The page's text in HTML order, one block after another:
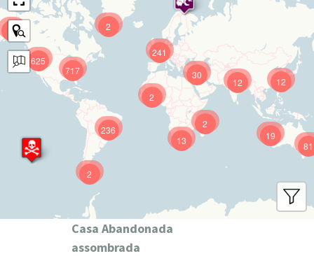
625
241
12
717
81
236 19
12
13
30
9
2
2
2
2
Casa Abandonada
assombrada